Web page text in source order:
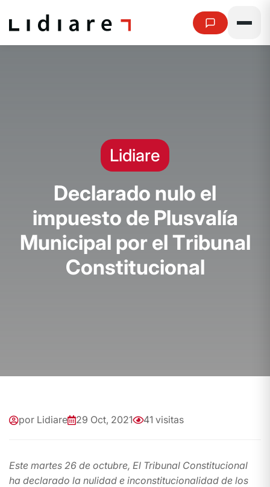
Lidiare
Declarado nulo el
impuesto de Plusvalía
Municipal por elTribunal
Constitucional
por Lidiare 29 Oct, 2021 41 visitas
Este martes 26 de octubre, El Tribunal Constitucional
ha declarado la nulidad e inconstitucionalidad de los